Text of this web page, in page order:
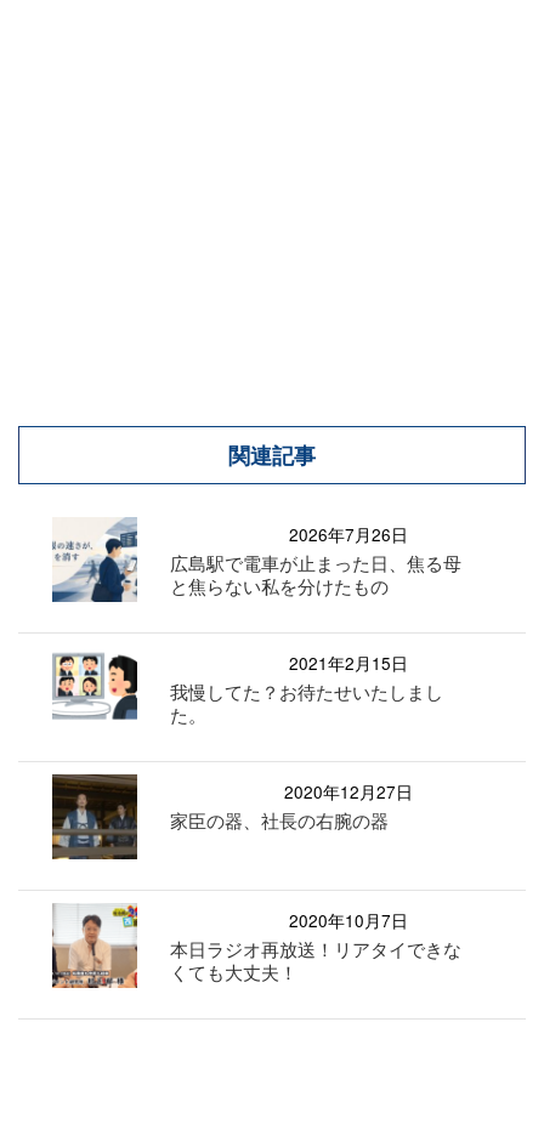
関連記事
2026年7月26日
広島駅で電車が止まった日、焦る母
と焦らない私を分けたもの
2021年2月15日
我慢してた？お待たせいたしまし
た。
2020年12月27日
家臣の器、社長の右腕の器
2020年10月7日
本日ラジオ再放送！リアタイできな
くても大丈夫！